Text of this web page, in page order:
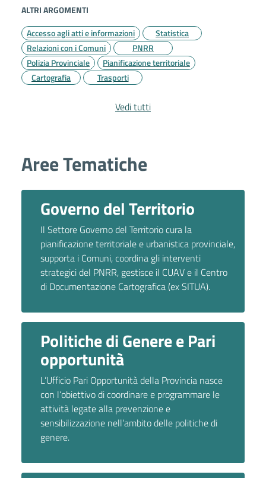
ALTRI ARGOMENTI
Accesso agli atti e informazioni
Statistica
Relazioni con i Comuni
PNRR
Polizia Provinciale
Pianificazione territoriale
Cartografia
Trasporti
Vedi tutti
Aree Tematiche
Governo del Territorio
Il Settore Governo del Territorio cura la
pianificazione territoriale e urbanistica provinciale,
supporta i Comuni, coordina gli interventi
strategici del PNRR, gestisce il CUAV e il Centro
di Documentazione Cartografica (ex SITUA).
Politiche di Genere e Pari
opportunità
L’Ufficio Pari Opportunità della Provincia nasce
con l‘obiettivo di coordinare e programmare le
attività legate alla prevenzione e
sensibilizzazione nell’ambito delle politiche di
genere.